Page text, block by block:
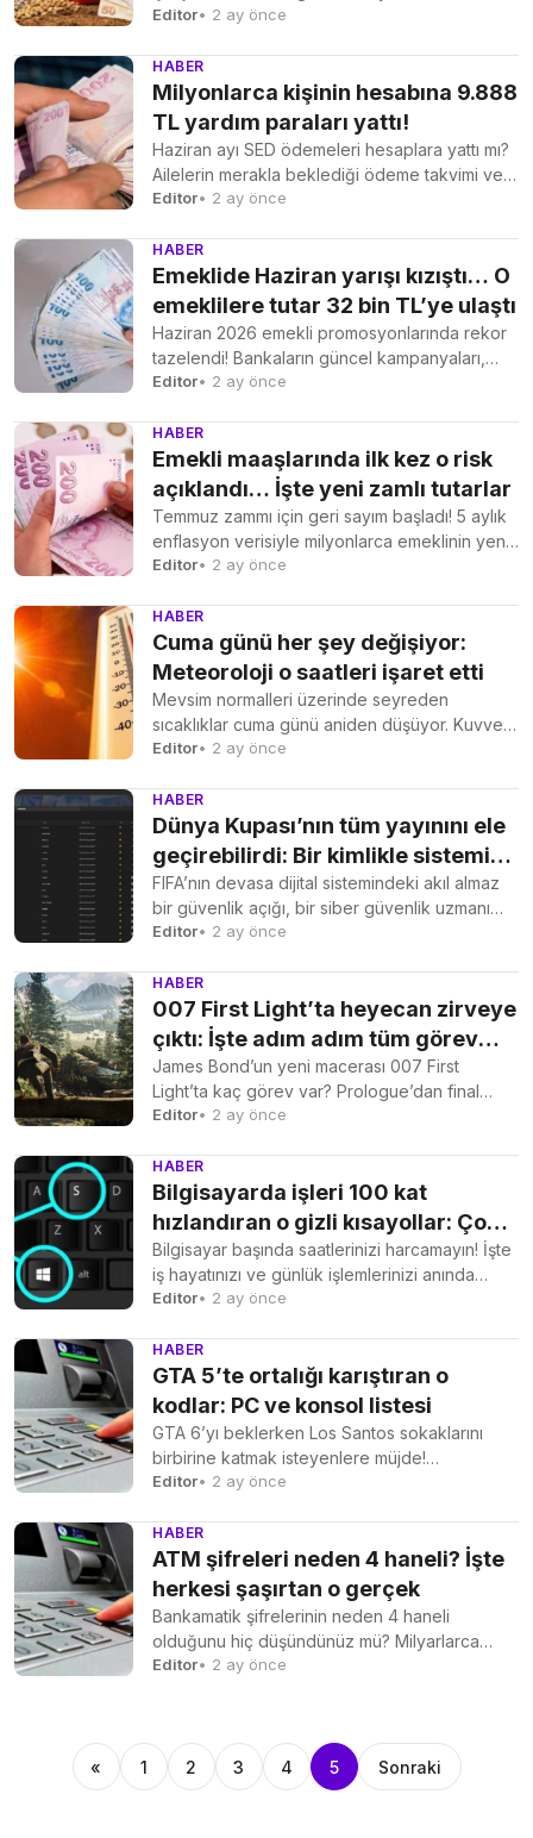
hafifletecek destek ödemeleri güncelleniyor....
Editor• 2 ay önce
HABER
Milyonlarca kişinin hesabına 9.888
TL yardım paraları yattı!
Haziran ayı SED ödemeleri hesaplara yattı mı?
Ailelerin merakla beklediği ödeme takvimi ve
e-Devlet üzerinden...
Editor• 2 ay önce
HABER
Emeklide Haziran yarışı kızıştı… O
emeklilere tutar 32 bin TL’ye ulaştı
Haziran 2026 emekli promosyonlarında rekor
tazelendi! Bankaların güncel kampanyaları,
faizsiz kredi destekleri ve 32 bin...
Editor• 2 ay önce
HABER
Emekli maaşlarında ilk kez o risk
açıklandı… İşte yeni zamlı tutarlar
Temmuz zammı için geri sayım başladı! 5 aylık
enflasyon verisiyle milyonlarca emeklinin yeni
maaşı şekillenirken,...
Editor• 2 ay önce
HABER
Cuma günü her şey değişiyor:
Meteoroloji o saatleri işaret etti
Mevsim normalleri üzerinde seyreden
sıcaklıklar cuma günü aniden düşüyor. Kuvvetli
rüzgar, toz taşınımı ve gök...
Editor• 2 ay önce
HABER
Dünya Kupası’nın tüm yayınını ele
geçirebilirdi: Bir kimlikle sistemi
çökertti
FIFA’nın devasa dijital sistemindeki akıl almaz
bir güvenlik açığı, bir siber güvenlik uzmanı
tarafından keşfedildi....
Editor• 2 ay önce
HABER
007 First Light’ta heyecan zirveye
çıktı: İşte adım adım tüm görev
listesi
James Bond’un yeni macerası 007 First
Light’ta kaç görev var? Prologue’dan final
chapter’a kadar oyuncuların...
Editor• 2 ay önce
HABER
Bilgisayarda işleri 100 kat
hızlandıran o gizli kısayollar: Çoğu
kişi bilmiyor!
Bilgisayar başında saatlerinizi harcamayın! İşte
iş hayatınızı ve günlük işlemlerinizi anında
hızlandıracak, profesyonellerin bile bazen...
Editor• 2 ay önce
HABER
GTA 5’te ortalığı karıştıran o
kodlar: PC ve konsol listesi
GTA 6’yı beklerken Los Santos sokaklarını
birbirine katmak isteyenlere müjde!
Ölümsüzlükten helikoptere en popüler GTA...
Editor• 2 ay önce
HABER
ATM şifreleri neden 4 haneli? İşte
herkesi şaşırtan o gerçek
Bankamatik şifrelerinin neden 4 haneli
olduğunu hiç düşündünüz mü? Milyarlarca
dolarlık sistemi şekillendiren o ilginç...
Editor• 2 ay önce
« 1 2 3 4 5 Sonraki